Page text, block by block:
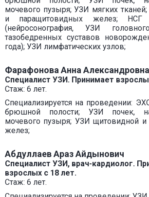
мочевого пузыря; УЗИ мягких
и паращитовидных желез; НСГ
(нейросонография, УЗИ
тазобедренных суставов
года); УЗИ лимфатических узлов;
Фарафонова Анна Александровна
Специалист УЗИ. Принимает
Стаж: 6 лет.
Специализируется на проведении:
брюшной полости; УЗИ почек,
мочевого пузыря; УЗИ щитовидной
желез;
Абдуллаев Араз Айдынович
Специалист УЗИ, врач-кардиолог.
взрослых с 18 лет.
Стаж: 6 лет.